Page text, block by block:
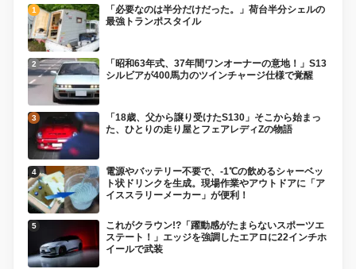
「必要なのは半分だけだった。」荷台半分シェルの
最強トランポスタイル
「昭和63年式、37年間ワンオーナーの意地！」S13
シルビアが400馬力のツインチャージ仕様で覚醒
「18歳、父から譲り受けたS130」そこから始まっ
た、ひとりの走り屋とフェアレディZの物語
電源やバッテリー不要で、-1℃の飲めるシャーベッ
ト状ドリンクを生成。現場作業やアウトドアに「ア
イススラリーメーカー」が便利！
これがクラウン!?「躍動感がたまらないスポーツエ
ステート！」エッジを強調したエアロに22インチホ
イールで武装